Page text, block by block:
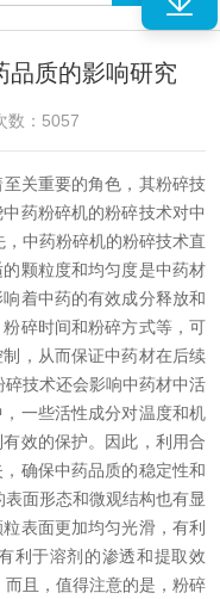
品质的影响研究
数：5057
关重要的角色，其粉碎技
药粉碎机的粉碎技术对中
药粉碎机的粉碎技术直
颗粒度和均匀度是中药材
着中药的有效成分释放和
碎时间和粉碎方式等，可
，从而保证中药材在后续
术还会影响中药材中活
一些活性成分对温度和机
效的保护。因此，利用合
确保中药品质的稳定性和
面形态和微观结构也有显
表面更加均匀光滑，有利
利于溶剂的渗透和提取效
，值得注意的是，粉碎